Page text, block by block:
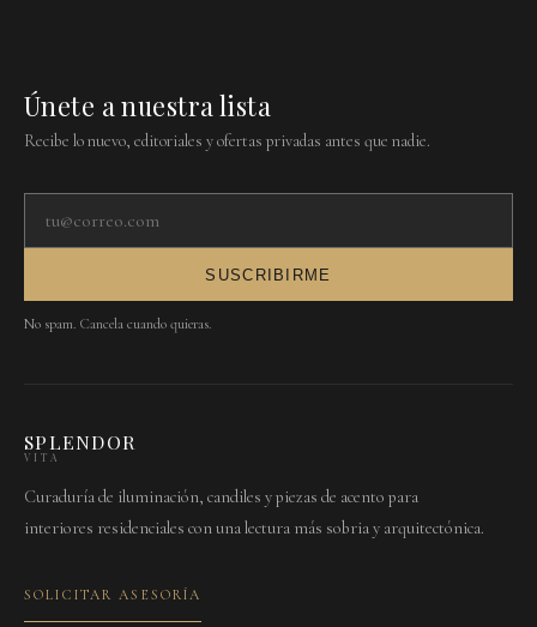
Únete a nuestra lista
Recibe lo nuevo, editoriales y ofertas privadas antes que nadie.
SUSCRIBIRME
No spam. Cancela cuando quieras.
SPLENDOR
VITA
Curaduría de iluminación, candiles y piezas de acento para
interiores residenciales con una lectura más sobria y arquitectónica.
SOLICITAR ASESORÍA